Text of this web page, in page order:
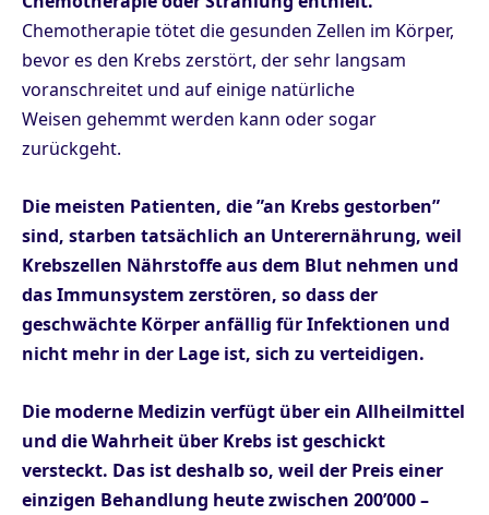
Chemotherapie tötet die gesunden Zellen im Körper,
bevor es den Krebs zerstört, der sehr langsam
voranschreitet und auf einige natürliche
Weisen gehemmt werden kann oder sogar
zurückgeht.
Die meisten Patienten, die ”an Krebs gestorben”
sind, starben tatsächlich an Unterernährung, weil
Krebszellen Nährstoffe aus dem Blut nehmen und
das Immunsystem zerstören, so dass der
geschwächte Körper anfällig für Infektionen und
nicht mehr in der Lage ist, sich zu verteidigen.
Die moderne Medizin verfügt über ein Allheilmittel
und die Wahrheit über Krebs ist geschickt
versteckt. Das ist deshalb so, weil der Preis einer
einzigen Behandlung heute zwischen 200’000 –